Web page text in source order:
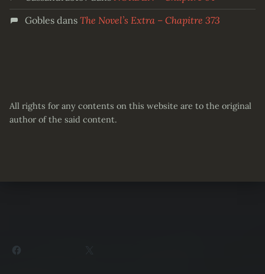
Goblesdans The Novel’s Extra – Chapitre 373
All rights for any contents on this website are to the original
author of the said content.